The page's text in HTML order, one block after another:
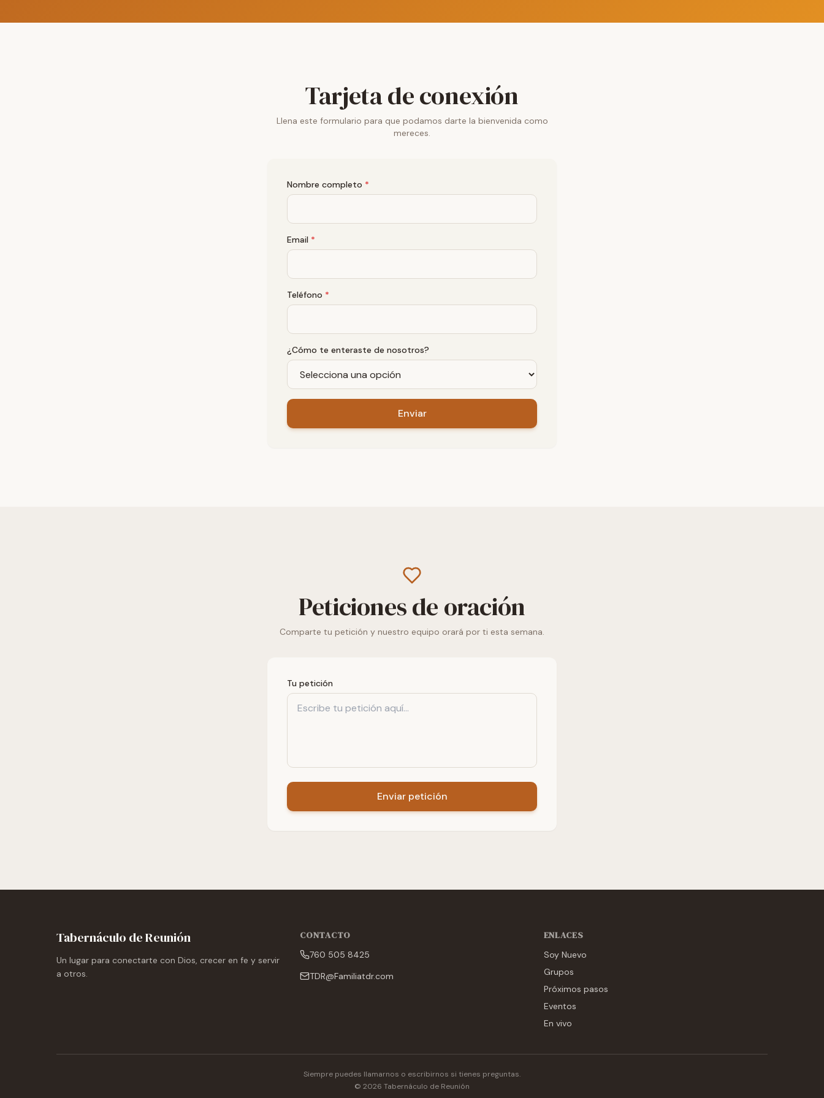
Tarjeta de conexión
Llena este formulario para que podamos darte la bienvenida como
mereces.
Nombre completo *
Email *
Teléfono *
¿Cómo te enteraste de nosotros?
Enviar
Peticiones de oración
Comparte tu petición y nuestro equipo orará por ti esta semana.
Tu petición
Enviar petición
Tabernáculo de Reunión
Un lugar para conectarte con Dios, crecer en fe y servir
a otros.
CONTACTO
760 505 8425
TDR@Familiatdr.com
ENLACES
Soy Nuevo
Grupos
Próximos pasos
Eventos
En vivo
Siempre puedes llamarnos o escribirnos si tienes preguntas.
© 2026 Tabernáculo de Reunión